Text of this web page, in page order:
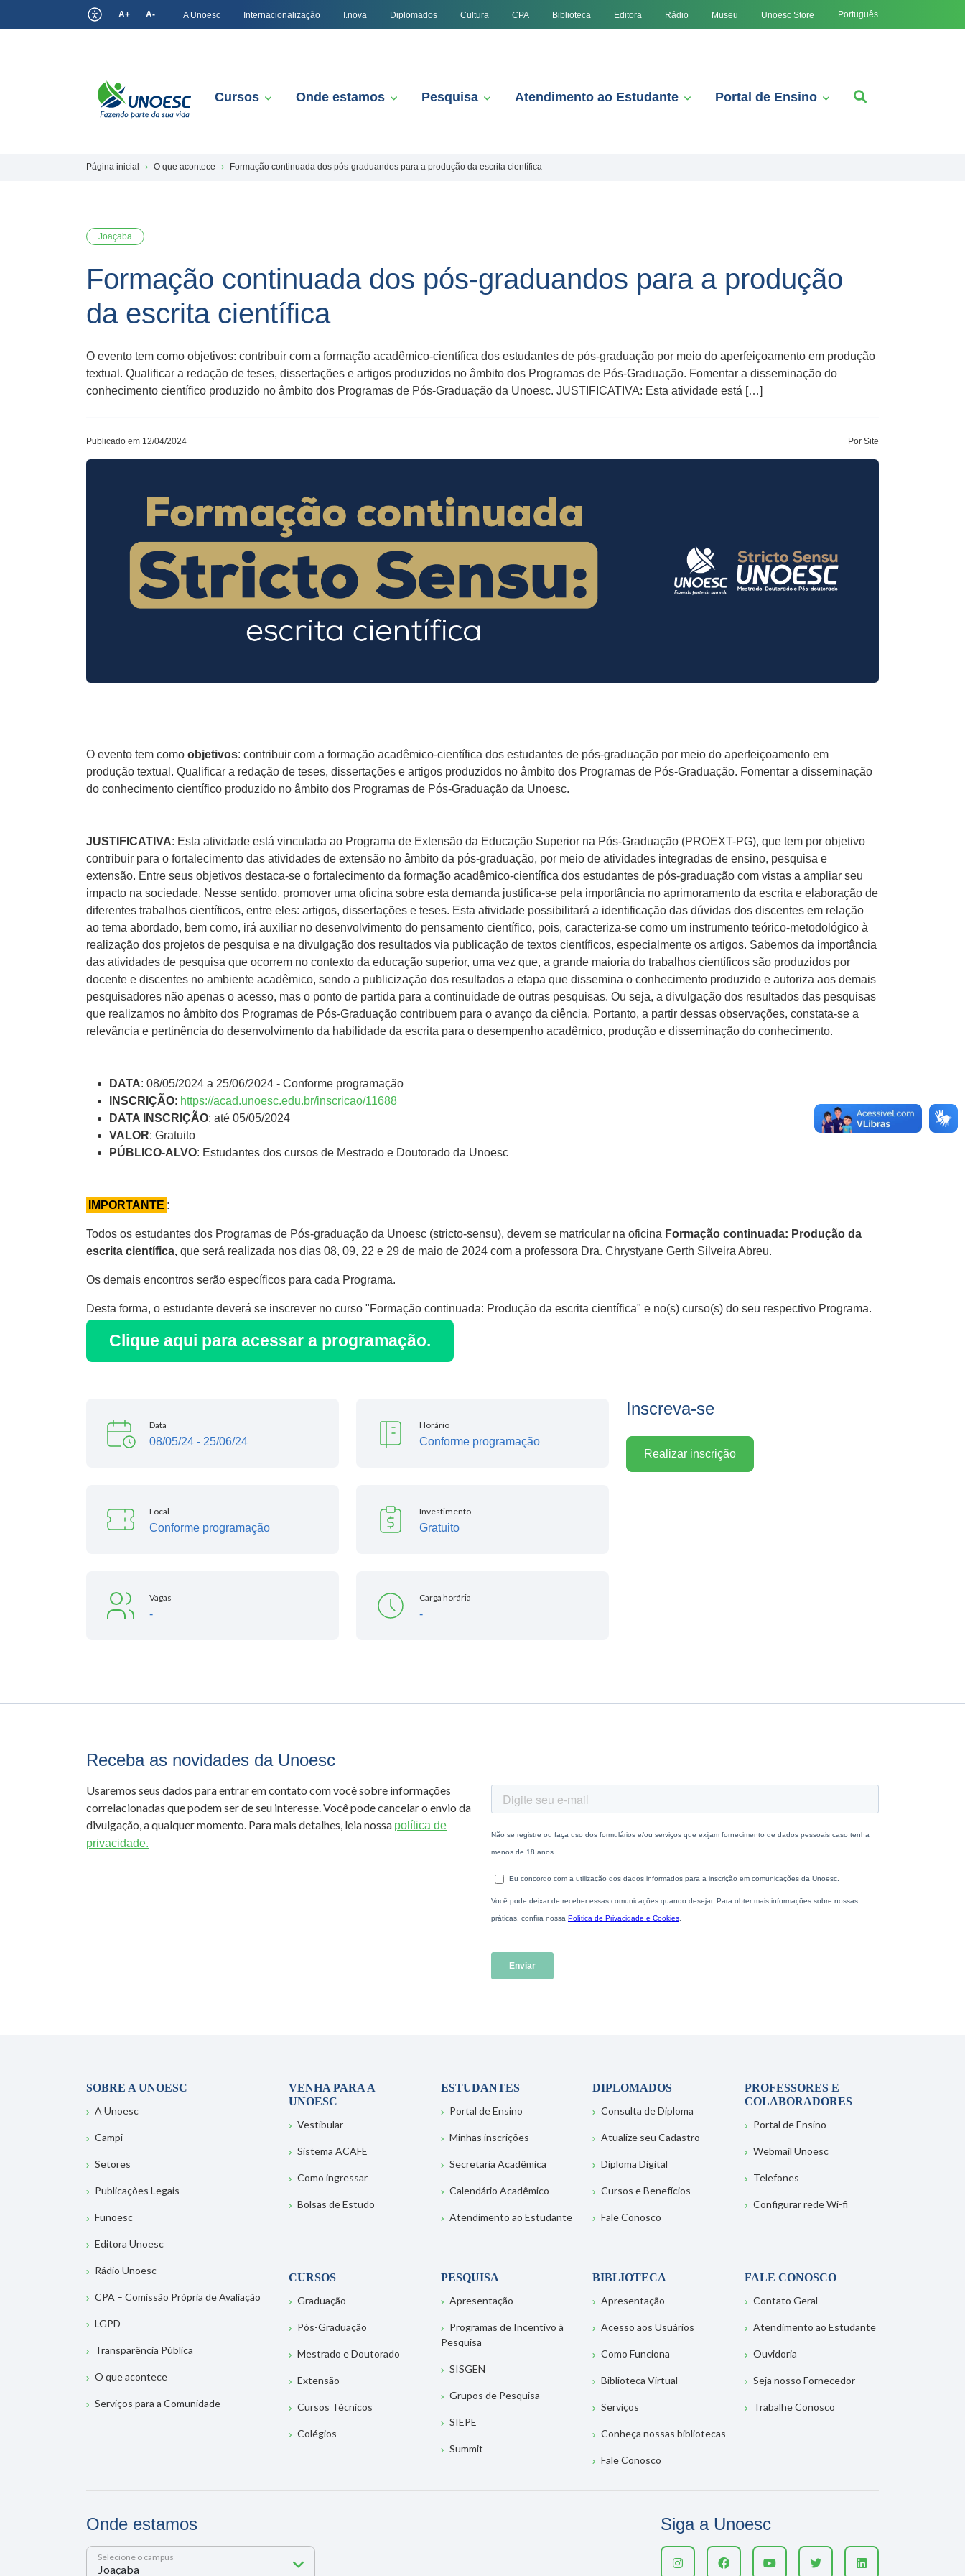
A+ A- A Unoesc Internacionalização I.nova Diplomados Cultura CPA Biblioteca Editora Rádio Museu Unoesc Store Português
Cursos Onde estamos Pesquisa Atendimento ao Estudante Portal de Ensino
Página inicial O que acontece Formação continuada dos pós-graduandos para a produção da escrita científica
Joaçaba
Formação continuada dos pós-graduandos para a produção
da escrita científica
O evento tem como objetivos: contribuir com a formação acadêmico-científica dos estudantes de pós-graduação por meio do aperfeiçoamento em produção
textual. Qualificar a redação de teses, dissertações e artigos produzidos no âmbito dos Programas de Pós-Graduação. Fomentar a disseminação do
conhecimento científico produzido no âmbito dos Programas de Pós-Graduação da Unoesc. JUSTIFICATIVA: Esta atividade está […]
Publicado em 12/04/2024 Por Site
O evento tem como objetivos: contribuir com a formação acadêmico-científica dos estudantes de pós-graduação por meio do aperfeiçoamento em
produção textual. Qualificar a redação de teses, dissertações e artigos produzidos no âmbito dos Programas de Pós-Graduação. Fomentar a disseminação
do conhecimento científico produzido no âmbito dos Programas de Pós-Graduação da Unoesc.
JUSTIFICATIVA: Esta atividade está vinculada ao Programa de Extensão da Educação Superior na Pós-Graduação (PROEXT-PG), que tem por objetivo
contribuir para o fortalecimento das atividades de extensão no âmbito da pós-graduação, por meio de atividades integradas de ensino, pesquisa e
extensão. Entre seus objetivos destaca-se o fortalecimento da formação acadêmico-científica dos estudantes de pós-graduação com vistas a ampliar seu
impacto na sociedade. Nesse sentido, promover uma oficina sobre esta demanda justifica-se pela importância no aprimoramento da escrita e elaboração de
diferentes trabalhos científicos, entre eles: artigos, dissertações e teses. Esta atividade possibilitará a identificação das dúvidas dos discentes em relação
ao tema abordado, bem como, irá auxiliar no desenvolvimento do pensamento científico, pois, caracteriza-se como um instrumento teórico-metodológico à
realização dos projetos de pesquisa e na divulgação dos resultados via publicação de textos científicos, especialmente os artigos. Sabemos da importância
das atividades de pesquisa que ocorrem no contexto da educação superior, uma vez que, a grande maioria do trabalhos científicos são produzidos por
docente e discentes no ambiente acadêmico, sendo a publicização dos resultados a etapa que dissemina o conhecimento produzido e autoriza aos demais
pesquisadores não apenas o acesso, mas o ponto de partida para a continuidade de outras pesquisas. Ou seja, a divulgação dos resultados das pesquisas
que realizamos no âmbito dos Programas de Pós-Graduação contribuem para o avanço da ciência. Portanto, a partir dessas observações, constata-se a
relevância e pertinência do desenvolvimento da habilidade da escrita para o desempenho acadêmico, produção e disseminação do conhecimento.
DATA: 08/05/2024 a 25/06/2024 - Conforme programação
INSCRIÇÃO: https://acad.unoesc.edu.br/inscricao/11688
DATA INSCRIÇÃO: até 05/05/2024
VALOR: Gratuito
PÚBLICO-ALVO: Estudantes dos cursos de Mestrado e Doutorado da Unoesc
IMPORTANTE :
Todos os estudantes dos Programas de Pós-graduação da Unoesc (stricto-sensu), devem se matricular na oficina Formação continuada: Produção da
escrita científica, que será realizada nos dias 08, 09, 22 e 29 de maio de 2024 com a professora Dra. Chrystyane Gerth Silveira Abreu.
Os demais encontros serão específicos para cada Programa.
Desta forma, o estudante deverá se inscrever no curso "Formação continuada: Produção da escrita científica" e no(s) curso(s) do seu respectivo Programa.
Clique aqui para acessar a programação.
Data
08/05/24 - 25/06/24
Horário
Conforme programação
Local
Conforme programação
Investimento
Gratuito
Vagas
-
Carga horária
-
Inscreva-se
Realizar inscrição
Receba as novidades da Unoesc
Usaremos seus dados para entrar em contato com você sobre informações
correlacionadas que podem ser de seu interesse. Você pode cancelar o envio da
divulgação, a qualquer momento. Para mais detalhes, leia nossa política de
privacidade.
SOBRE A UNOESC
A Unoesc
Campi
Setores
Publicações Legais
Funoesc
Editora Unoesc
Rádio Unoesc
CPA – Comissão Própria de Avaliação
LGPD
Transparência Pública
O que acontece
Serviços para a Comunidade
VENHA PARA A
UNOESC
Vestibular
Sistema ACAFE
Como ingressar
Bolsas de Estudo
ESTUDANTES
Portal de Ensino
Minhas inscrições
Secretaria Acadêmica
Calendário Acadêmico
Atendimento ao Estudante
DIPLOMADOS
Consulta de Diploma
Atualize seu Cadastro
Diploma Digital
Cursos e Benefícios
Fale Conosco
PROFESSORES E
COLABORADORES
Portal de Ensino
Webmail Unoesc
Telefones
Configurar rede Wi-fi
CURSOS
Graduação
Pós-Graduação
Mestrado e Doutorado
Extensão
Cursos Técnicos
Colégios
PESQUISA
Apresentação
Programas de Incentivo à
Pesquisa
SISGEN
Grupos de Pesquisa
SIEPE
Summit
BIBLIOTECA
Apresentação
Acesso aos Usuários
Como Funciona
Biblioteca Virtual
Serviços
Conheça nossas bibliotecas
Fale Conosco
FALE CONOSCO
Contato Geral
Atendimento ao Estudante
Ouvidoria
Seja nosso Fornecedor
Trabalhe Conosco
Onde estamos
Selecione o campus
Siga a Unoesc